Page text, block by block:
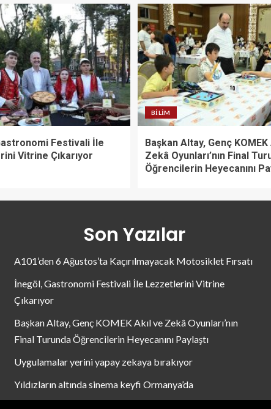
Festivali İle
Vitrine Çıkarıyor
BILIM
Başkan Altay, Genç KOMEK
Zekâ Oyunları’nın Final
Öğrencilerin Heyecanını
Son Yazılar
A101’den 6 Ağustos’ta Kaçırılmayacak Motosiklet Fırsatı
İnegöl, Gastronomi Festivali İle Lezzetlerini Vitrine
Çıkarıyor
Başkan Altay, Genç KOMEK Akıl ve Zekâ Oyunları’nın
Final Turunda Öğrencilerin Heyecanını Paylaştı
Uygulamalar yerini yapay zekaya bırakıyor
Yıldızların altında sinema keyfi Ormanya’da